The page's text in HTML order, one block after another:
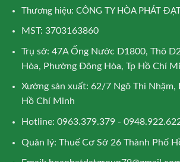
Thương hiệu: CÔNG TY HÒA PHÁT
MST: 3703163860
Trụ sở: 47A Ống Nước D1800, Thô
Hòa, Phường Đông Hòa, Tp Hồ Chí
Xưởng sản xuất: 62/7 Ngô Thì Nhậm,
Hồ Chí Minh
Hotline: 0963.379.379 -
Quản lý: Thuế Cơ Sở 26 Thành Phố